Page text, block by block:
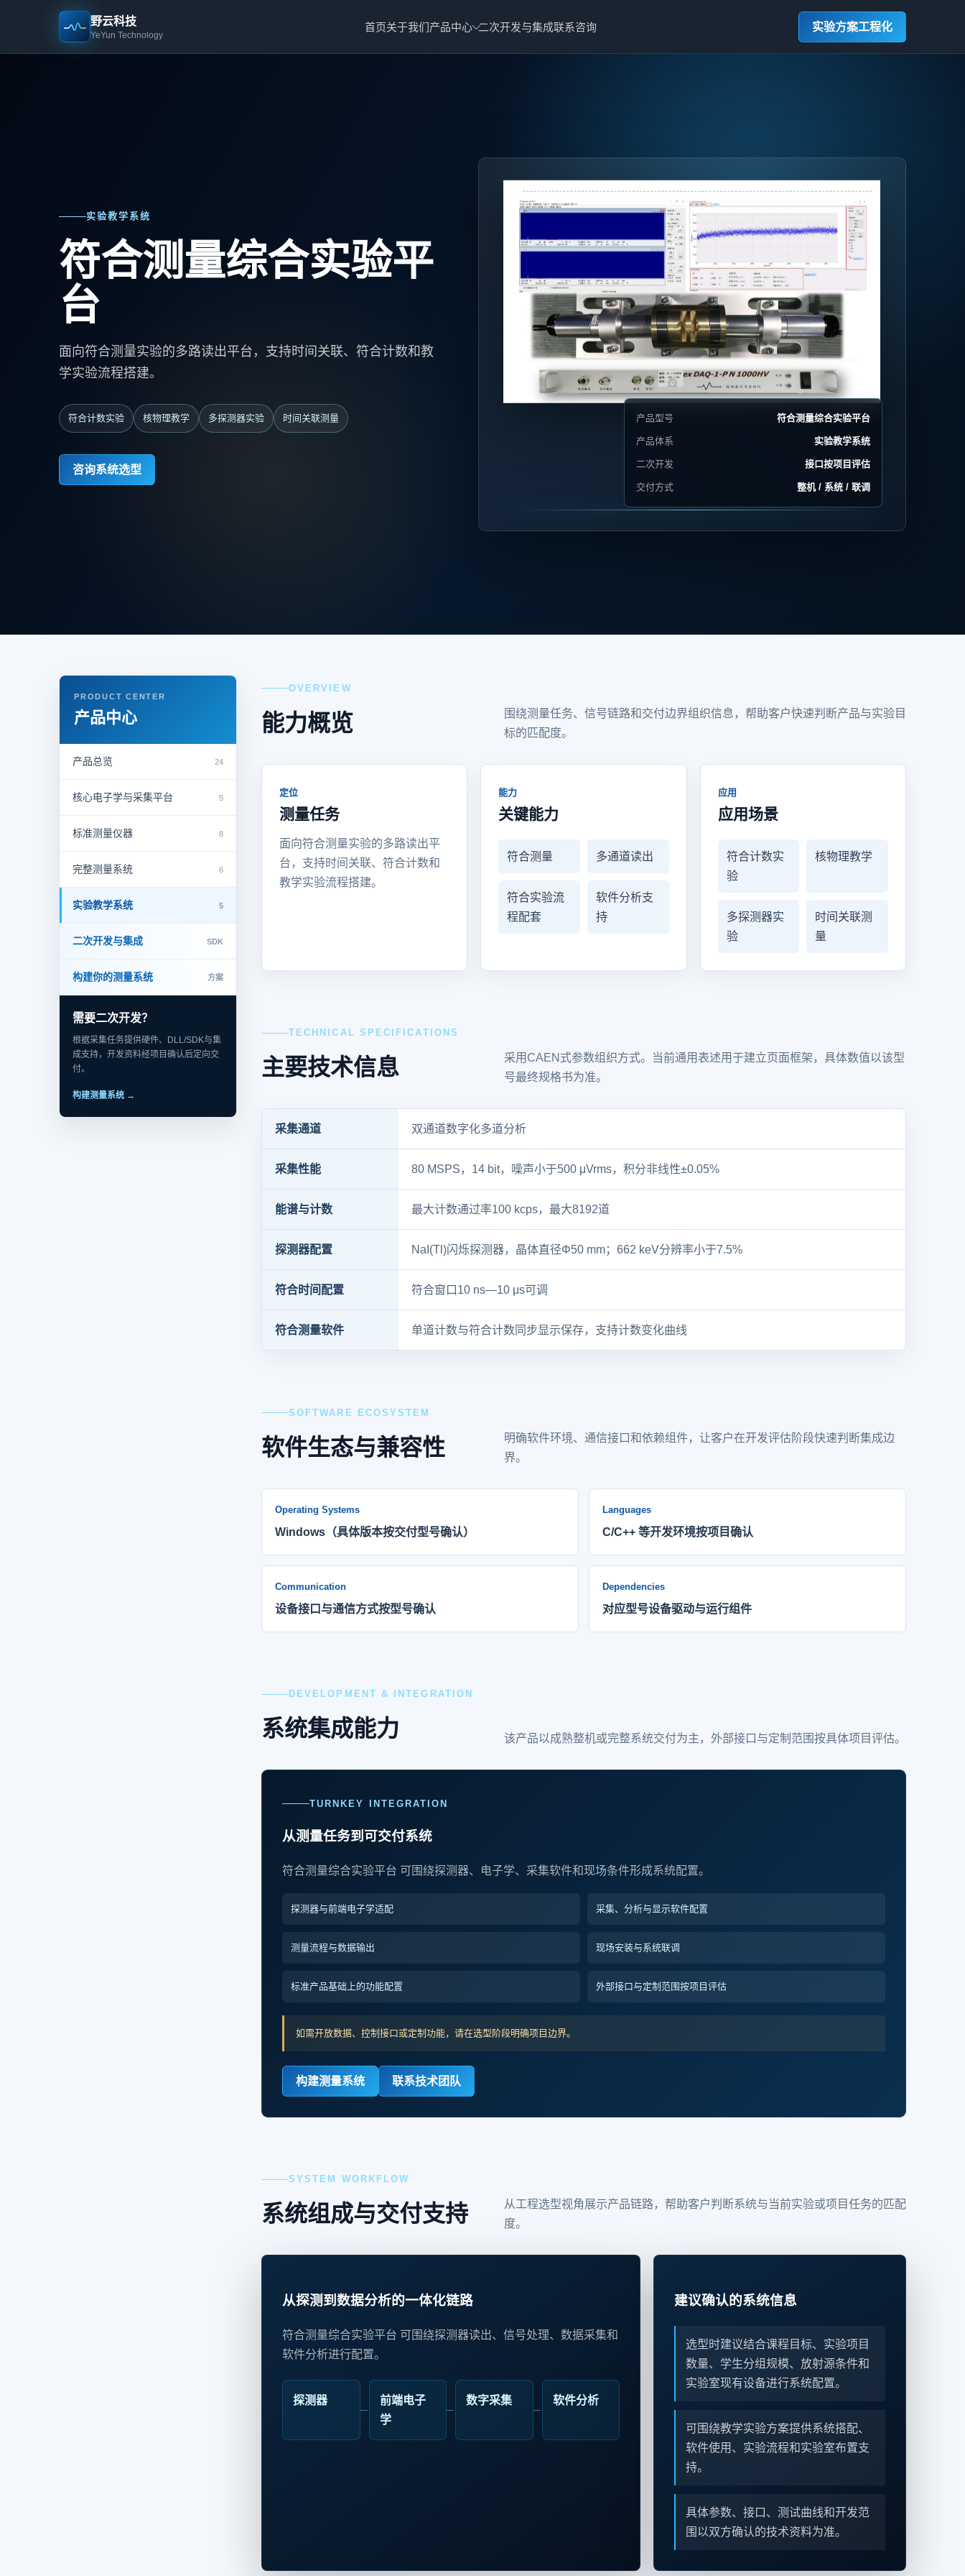
野云科技
YeYun Technology
首页关于我们产品中心 二次开发与集成联系咨询 实验方案工程化
实验教学系统
符合测量综合实验平
台
面向符合测量实验的多路读出平台，支持时间关联、符合计数和教
学实验流程搭建。
符合计数实验 核物理教学 多探测器实验 时间关联测量
咨询系统选型
产品型号 符合测量综合实验平台
产品体系 实验教学系统
二次开发 接口按项目评估
交付方式 整机 / 系统 / 联调
PRODUCT CENTER
产品中心
产品总览 24
核心电子学与采集平台 5
标准测量仪器 8
完整测量系统 6
实验教学系统 5
二次开发与集成 SDK
构建你的测量系统 方案
需要二次开发？
根据采集任务提供硬件、DLL/SDK与集
成支持，开发资料经项目确认后定向交
付。
构建测量系统 →
OVERVIEW
能力概览
围绕测量任务、信号链路和交付边界组织信息，帮助客户快速判断产品与实验目
标的匹配度。
定位
测量任务
面向符合测量实验的多路读出平
台，支持时间关联、符合计数和
教学实验流程搭建。
能力
关键能力
符合测量 多通道读出
符合实验流
程配套
软件分析支
持
应用
应用场景
符合计数实
验
核物理教学
多探测器实
验
时间关联测
量
TECHNICAL SPECIFICATIONS
主要技术信息
采用CAEN式参数组织方式。当前通用表述用于建立页面框架，具体数值以该型
号最终规格书为准。
采集通道 双通道数字化多道分析
采集性能 80 MSPS，14 bit，噪声小于500 μVrms，积分非线性±0.05%
能谱与计数 最大计数通过率100 kcps，最大8192道
探测器配置 NaI(Tl)闪烁探测器，晶体直径Φ50 mm；662 keV分辨率小于7.5%
符合时间配置 符合窗口10 ns—10 μs可调
符合测量软件 单道计数与符合计数同步显示保存，支持计数变化曲线
SOFTWARE ECOSYSTEM
软件生态与兼容性
明确软件环境、通信接口和依赖组件，让客户在开发评估阶段快速判断集成边
界。
Operating Systems
Windows（具体版本按交付型号确认）
Languages
C/C++ 等开发环境按项目确认
Communication
设备接口与通信方式按型号确认
Dependencies
对应型号设备驱动与运行组件
DEVELOPMENT & INTEGRATION
系统集成能力 该产品以成熟整机或完整系统交付为主，外部接口与定制范围按具体项目评估。
TURNKEY INTEGRATION
从测量任务到可交付系统
符合测量综合实验平台 可围绕探测器、电子学、采集软件和现场条件形成系统配置。
探测器与前端电子学适配 采集、分析与显示软件配置
测量流程与数据输出 现场安装与系统联调
标准产品基础上的功能配置 外部接口与定制范围按项目评估
如需开放数据、控制接口或定制功能，请在选型阶段明确项目边界。
构建测量系统 联系技术团队
SYSTEM WORKFLOW
系统组成与交付支持
从工程选型视角展示产品链路，帮助客户判断系统与当前实验或项目任务的匹配
度。
从探测到数据分析的一体化链路
符合测量综合实验平台 可围绕探测器读出、信号处理、数据采集和
软件分析进行配置。
探测器
前端电子
学
数字采集 软件分析
建议确认的系统信息
选型时建议结合课程目标、实验项目
数量、学生分组规模、放射源条件和
实验室现有设备进行系统配置。
可围绕教学实验方案提供系统搭配、
软件使用、实验流程和实验室布置支
持。
具体参数、接口、测试曲线和开发范
围以双方确认的技术资料为准。